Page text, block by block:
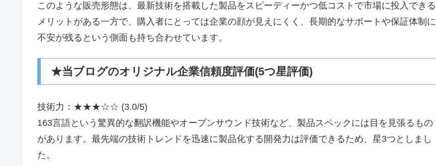
このような販売形態は、最新技術を搭載した製品をスピーディーかつ低コストで市場に投入できる
メリットがある一方で、購入者にとっては企業の顔が見えにくく、長期的なサポートや保証体制に
不安が残るという側面も持ち合わせています。
★当ブログのオリジナル企業信頼度評価(5つ星評価)
技術力：★★★☆☆ (3.0/5)
163言語という驚異的な翻訳機能やオープンサウンド技術など、製品スペックには目を見張るもの
があります。最先端の技術トレンドを迅速に製品化する開発力は評価できるため、星3つとしまし
た。